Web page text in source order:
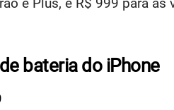
bateria do iPhone